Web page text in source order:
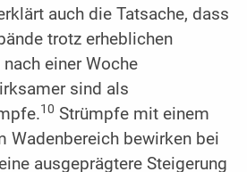
auch die Tatsache, dass
trotz erheblichen
einer Woche
sind als
10 Strümpfe mit einem
Wadenbereich bewirken bei
ausgeprägtere Steigerung